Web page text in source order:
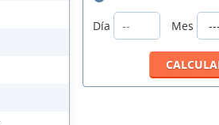
Día
Mes